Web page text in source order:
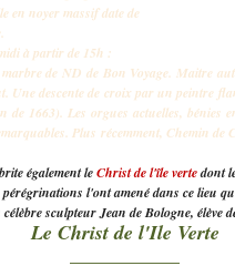
en noyer massif date de
à partir de 15h :
de ND de Bon Voyage. Maitre
Une descente de croix par un peintre
de 1663). Les orgues actuelles, bénies
Plus récemment, Chemin de
également leChrist de l'île vertedont
pérégrinations l'ont amené dans ce lieu
sculpteur Jean de Bologne, élève
Le Christ de l'Ile Verte